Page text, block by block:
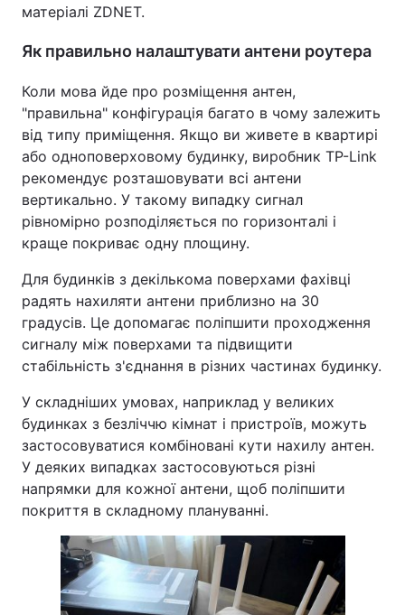
матеріалі ZDNET.
Як правильно налаштувати антени роутера
Коли мова йде про розміщення антен,
"правильна" конфігурація багато в чому залежить
від типу приміщення. Якщо ви живете в квартирі
або одноповерховому будинку, виробник TP-Link
рекомендує розташовувати всі антени
вертикально. У такому випадку сигнал
рівномірно розподіляється по горизонталі і
краще покриває одну площину.
Для будинків з декількома поверхами фахівці
радять нахиляти антени приблизно на 30
градусів. Це допомагає поліпшити проходження
сигналу між поверхами та підвищити
стабільність з'єднання в різних частинах будинку.
У складніших умовах, наприклад у великих
будинках з безліччю кімнат і пристроїв, можуть
застосовуватися комбіновані кути нахилу антен.
У деяких випадках застосовуються різні
напрямки для кожної антени, щоб поліпшити
покриття в складному плануванні.